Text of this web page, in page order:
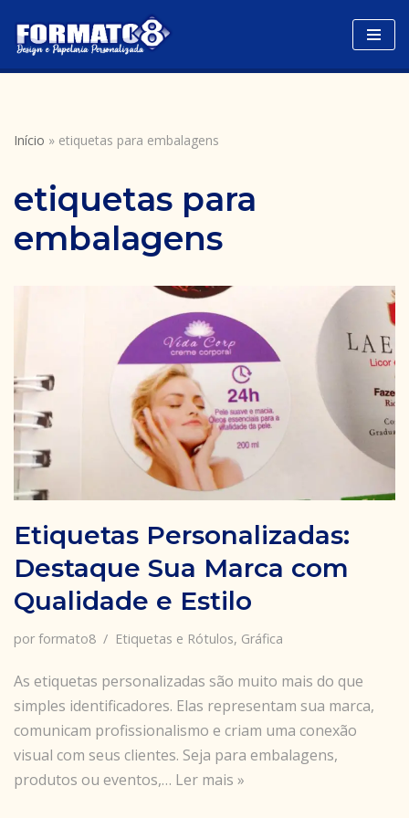
Avançar
para
Início » etiquetas para embalagens
etiquetas para
embalagens
Etiquetas Personalizadas:
Destaque Sua Marca com
Qualidade e Estilo
por formato8 Etiquetas e Rótulos, Gráfica
As etiquetas personalizadas são muito mais do que
simples identificadores. Elas representam sua marca,
comunicam profissionalismo e criam uma conexão
visual com seus clientes. Seja para embalagens,
produtos ou eventos,… Ler mais »